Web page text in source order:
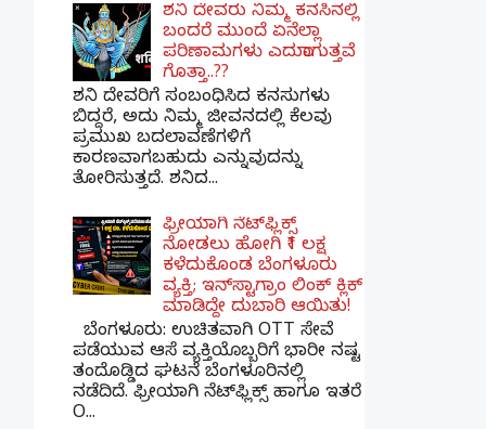
ಶನಿ ದೇವರು ನಿಮ್ಮ ಕನಸಿನಲ್ಲಿ
ಬಂದರೆ ಮುಂದೆ ಏನೆಲ್ಲಾ
ಪರಿಣಾಮಗಳು ಎದುರಾಗುತ್ತವೆ
ಗೊತ್ತಾ..??
ಶನಿ ದೇವರಿಗೆ ಸಂಬಂಧಿಸಿದ ಕನಸುಗಳು
ಬಿದ್ದರೆ, ಅದು ನಿಮ್ಮ ಜೀವನದಲ್ಲಿ ಕೆಲವು
ಪ್ರಮುಖ ಬದಲಾವಣೆಗಳಿಗೆ
ಕಾರಣವಾಗಬಹುದು ಎನ್ನುವುದನ್ನು
ತೋರಿಸುತ್ತದೆ. ಶನಿದ...
ಫ್ರೀಯಾಗಿ ನೆಟ್‌ಫ್ಲಿಕ್ಸ್
ನೋಡಲು ಹೋಗಿ ₹1 ಲಕ್ಷ
ಕಳೆದುಕೊಂಡ ಬೆಂಗಳೂರು
ವ್ಯಕ್ತಿ; ಇನ್‌ಸ್ಟಾಗ್ರಾಂ ಲಿಂಕ್ ಕ್ಲಿಕ್
ಮಾಡಿದ್ದೇ ದುಬಾರಿ ಆಯಿತು!
ಬೆಂಗಳೂರು: ಉಚಿತವಾಗಿ OTT ಸೇವೆ
ಪಡೆಯುವ ಆಸೆ ವ್ಯಕ್ತಿಯೊಬ್ಬರಿಗೆ ಭಾರೀ ನಷ್ಟ
ತಂದೊಡ್ಡಿದ ಘಟನೆ ಬೆಂಗಳೂರಿನಲ್ಲಿ
ನಡೆದಿದೆ. ಫ್ರೀಯಾಗಿ ನೆಟ್‌ಫ್ಲಿಕ್ಸ್ ಹಾಗೂ ಇತರೆ
O...